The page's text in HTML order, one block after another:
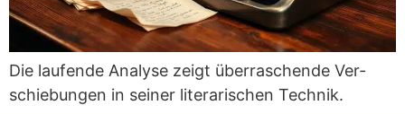
Die lau­fen­de Ana­ly­se zeigt über­ra­schen­de Ver­
schie­bun­gen in sei­ner lite­ra­ri­schen Technik.